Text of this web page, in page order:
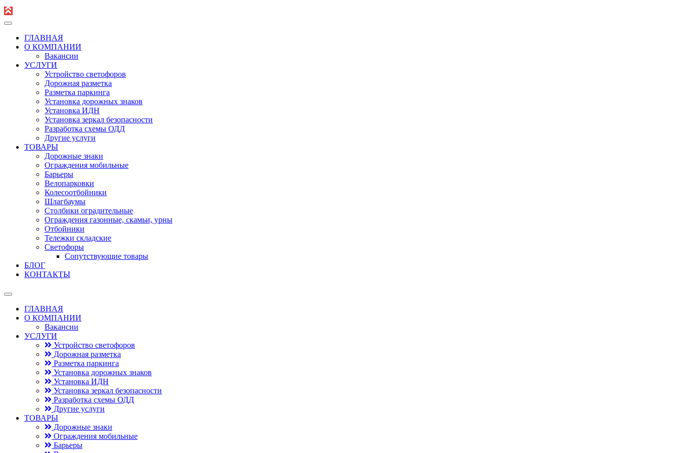
ГЛАВНАЯ
О КОМПАНИИ
Вакансии
УСЛУГИ
Устройство светофоров
Дорожная разметка
Разметка паркинга
Установка дорожных знаков
Установка ИДН
Установка зеркал безопасности
Разработка схемы ОДД
Другие услуги
ТОВАРЫ
Дорожные знаки
Ограждения мобильные
Барьеры
Велопарковки
Колесоотбойники
Шлагбаумы
Столбики оградительные
Ограждения газонные, скамьи, урны
Отбойники
Тележки складские
Светофоры
Сопутствующие товары
БЛОГ
КОНТАКТЫ
ГЛАВНАЯ
О КОМПАНИИ
Вакансии
УСЛУГИ
Устройство светофоров
Дорожная разметка
Разметка паркинга
Установка дорожных знаков
Установка ИДН
Установка зеркал безопасности
Разработка схемы ОДД
Другие услуги
ТОВАРЫ
Дорожные знаки
Ограждения мобильные
Барьеры